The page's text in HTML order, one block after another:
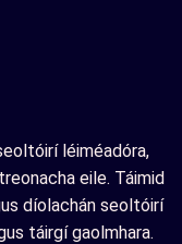
léiméadóra,
eile. Táimid
díolachán seoltóirí
táirgí gaolmhara.